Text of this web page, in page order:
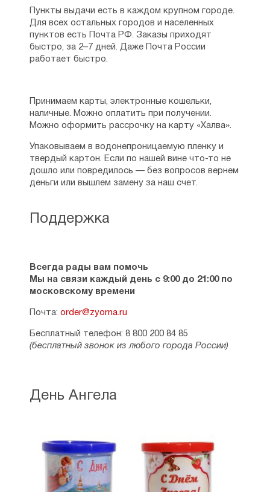
Поддержка
Всегда рады вам помочь
Мы на связи каждый день с 9:00 до 21:00 по
московскому времени
Почта: order@zyorna.ru
Бесплатный телефон: 8 800 200 84 85
(бесплатный звонок из любого города России)
Пункты выдачи есть в каждом крупном городе.
Для всех остальных городов и населенных
пунктов есть Почта РФ. Заказы приходят
быстро, за 2–7 дней. Даже Почта России
работает быстро.
Принимаем карты, электронные кошельки,
наличные. Можно оплатить при получении.
Можно оформить рассрочку на карту «Халва».
Упаковываем в водонепроницаемую пленку и
твердый картон. Если по нашей вине что-то не
дошло или повредилось — без вопросов вернем
деньги или вышлем замену за наш счет.
День Ангела